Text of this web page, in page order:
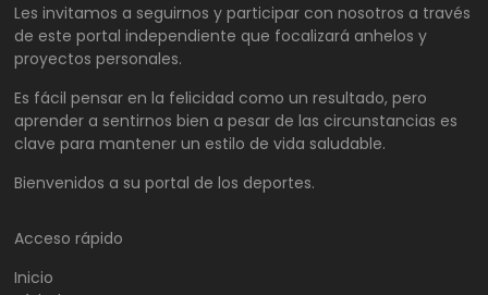
Les invitamos a seguirnos y participar con nosotros a través
de este portal independiente que focalizará anhelos y
proyectos personales.
Es fácil pensar en la felicidad como un resultado, pero
aprender a sentirnos bien a pesar de las circunstancias es
clave para mantener un estilo de vida saludable.
Bienvenidos a su portal de los deportes.
Acceso rápido
Inicio